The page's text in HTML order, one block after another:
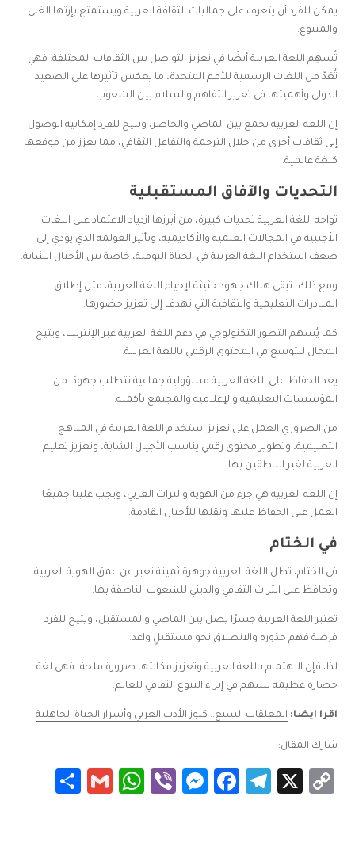
يمكن للفرد أن يتعرف على جماليات الثقافة العربية ويستمتع بإرثها الغني
والمتنوع.
تُسهِم اللغة العربية أيضًا في تعزيز التواصل بين الثقافات المختلفة. فهي
تُعَدّ من اللغات الرسمية للأمم المتحدة، ما يعكس تأثيرها على الصعيد
الدولي وأهميتها في تعزيز التفاهم والسلام بين الشعوب.
إن اللغة العربية تجمع بين الماضي والحاضر، وتتيح للفرد إمكانية الوصول
إلى ثقافات أخرى من خلال الترجمة والتفاعل الثقافي، مما يعزز من موقعها
كلغة عالمية.
التحديات والآفاق المستقبلية
تواجه اللغة العربية تحديات كبيرة، من أبرزها ازدياد الاعتماد على اللغات
الأجنبية في المجالات العلمية والأكاديمية، وتأثير العولمة الذي يؤدي إلى
ضعف استخدام اللغة العربية في الحياة اليومية، خاصة بين الأجيال الشابة.
ومع ذلك، تبقى هناك جهود حثيثة لإحياء اللغة العربية، مثل إطلاق
المبادرات التعليمية والثقافية التي تهدف إلى تعزيز حضورها.
كما يُسهم التطور التكنولوجي في دعم اللغة العربية عبر الإنترنت، ويتيح
المجال للتوسع في المحتوى الرقمي باللغة العربية.
يعد الحفاظ على اللغة العربية مسؤولية جماعية تتطلب جهودًا من
المؤسسات التعليمية والإعلامية والمجتمع بأكمله.
من الضروري العمل على تعزيز استخدام اللغة العربية في المناهج
التعليمية، وتطوير محتوى رقمي يناسب الأجيال الشابة، وتعزيز تعليم
العربية لغير الناطقين بها.
إن اللغة العربية هي جزء من الهوية والتراث العربي، ويجب علينا جميعًا
العمل على الحفاظ عليها ونقلها للأجيال القادمة.
في الختام
في الختام، تظل اللغة العربية جوهرة ثمينة تعبر عن عمق الهوية العربية،
وتحافظ على التراث الثقافي والديني للشعوب الناطقة بها.
تعتبر اللغة العربية جسرًا يصل بين الماضي والمستقبل، ويتيح للفرد
فرصة فهم جذوره والانطلاق نحو مستقبلٍ واعد.
لذا، فإن الاهتمام باللغة العربية وتعزيز مكانتها ضرورة ملحة، فهي لغة
حضارة عظيمة تسهم في إثراء التنوع الثقافي للعالم.
اقرا ايضا: المعلقات السبع.. كنوز الأدب العربي وأسرار الحياة الجاهلية
شارك المقال:
Copy
X
Telegram
Facebook
Messenger
Viber
WhatsApp
Gmail